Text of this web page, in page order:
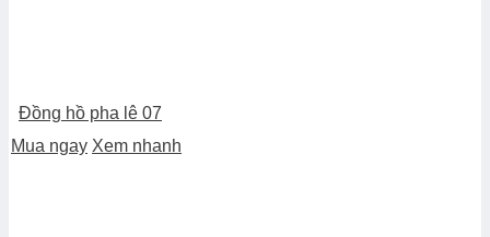
Đồng hồ pha lê 07
Mua ngay Xem nhanh